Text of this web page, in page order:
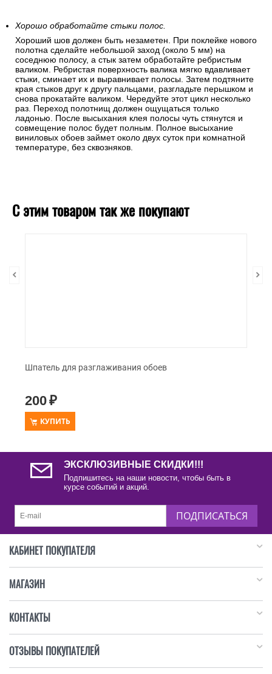
Хорошо обработайте стыки полос.
Хороший шов должен быть незаметен. При поклейке нового
полотна сделайте небольшой заход (около 5 мм) на
соседнюю полосу, а стык затем обработайте ребристым
валиком. Ребристая поверхность валика мягко вдавливает
стыки, сминает их и выравнивает полосы. Затем подтяните
края стыков друг к другу пальцами, разгладьте перышком и
снова прокатайте валиком. Чередуйте этот цикл несколько
раз. Переход полотнищ должен ощущаться только
ладонью. После высыхания клея полосы чуть стянутся и
совмещение полос будет полным. Полное высыхание
виниловых обоев займет около двух суток при комнатной
температуре, без сквозняков.
С этим товаром так же покупают
Шпатель для разглаживания обоев
200₽
КУПИТЬ
ЭКСКЛЮЗИВНЫЕ СКИДКИ!!!
Подпишитесь на наши новости, чтобы быть в
курсе событий и акций.
ПОДПИСАТЬСЯ
КАБИНЕТ ПОКУПАТЕЛЯ
МАГАЗИН
КОНТАКТЫ
ОТЗЫВЫ ПОКУПАТЕЛЕЙ